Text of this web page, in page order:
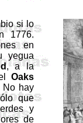
si lo
1776.
en
yegua
, a la
Oaks
No hay
que
y
de